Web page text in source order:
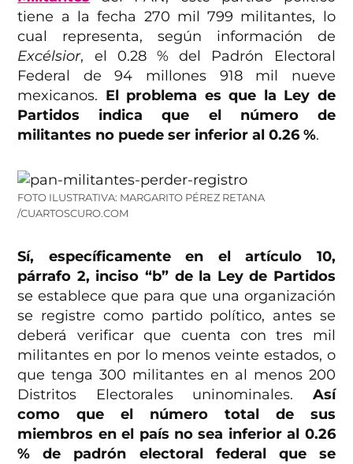
tiene a la fecha 270 mil 799 militantes, lo
cual representa, según información de
Excélsior, el 0.28 % del Padrón Electoral
Federal de 94 millones 918 mil nueve
mexicanos. El problema es que la Ley de
Partidos indica que el número de
militantes no puede ser inferior al 0.26 %.
FOTO ILUSTRATIVA: MARGARITO PÉREZ RETANA
/CUARTOSCURO.COM
Sí, específicamente en el artículo 10,
párrafo 2, inciso “b” de la Ley de Partidos
se establece que para que una organización
se registre como partido político, antes se
deberá verificar que cuenta con tres mil
militantes en por lo menos veinte estados, o
que tenga 300 militantes en al menos 200
Distritos Electorales uninominales. Así
como que el número total de sus
miembros en el país no sea inferior al 0.26
% de padrón electoral federal que se